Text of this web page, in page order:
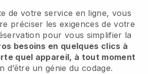
de votre service en ligne, vous
préciser les exigences de votre
pour vous simplifier la
besoins en quelques clics à
quel appareil, à tout moment
d’être un génie du codage.